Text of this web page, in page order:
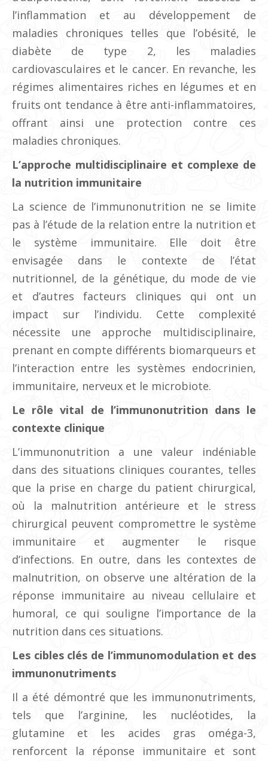
l’inflammation et au développement de
maladies chroniques telles que l’obésité, le
diabète de type 2, les maladies
cardiovasculaires et le cancer. En revanche, les
régimes alimentaires riches en légumes et en
fruits ont tendance à être anti-inflammatoires,
offrant ainsi une protection contre ces
maladies chroniques.
L’approche multidisciplinaire et complexe de
la nutrition immunitaire
La science de l’immunonutrition ne se limite
pas à l’étude de la relation entre la nutrition et
le système immunitaire. Elle doit être
envisagée dans le contexte de l’état
nutritionnel, de la génétique, du mode de vie
et d’autres facteurs cliniques qui ont un
impact sur l’individu. Cette complexité
nécessite une approche multidisciplinaire,
prenant en compte différents biomarqueurs et
l’interaction entre les systèmes endocrinien,
immunitaire, nerveux et le microbiote.
Le rôle vital de l’immunonutrition dans le
contexte clinique
L’immunonutrition a une valeur indéniable
dans des situations cliniques courantes, telles
que la prise en charge du patient chirurgical,
où la malnutrition antérieure et le stress
chirurgical peuvent compromettre le système
immunitaire et augmenter le risque
d’infections. En outre, dans les contextes de
malnutrition, on observe une altération de la
réponse immunitaire au niveau cellulaire et
humoral, ce qui souligne l’importance de la
nutrition dans ces situations.
Les cibles clés de l’immunomodulation et des
immunonutriments
Il a été démontré que les immunonutriments,
tels que l’arginine, les nucléotides, la
glutamine et les acides gras oméga-3,
renforcent la réponse immunitaire et sont